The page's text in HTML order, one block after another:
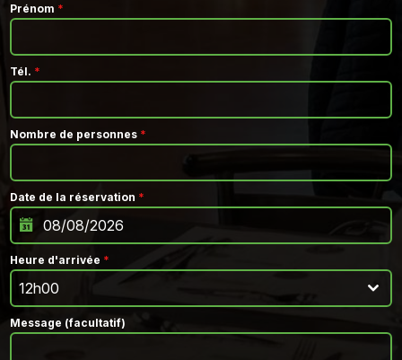
Prénom *
Tél. *
Nombre de personnes *
Date de la réservation *
Heure d'arrivée *
12h00
Message (facultatif)